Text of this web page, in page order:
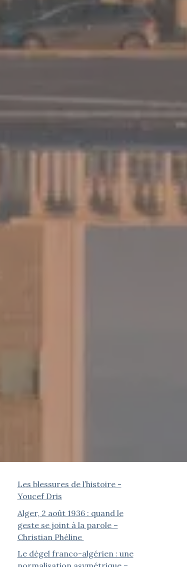
Les blessures de l’histoire -
Youcef Dris
Alger, 2 août 1936 : quand le
geste se joint à la parole –
Christian Phéline
Le dégel franco-algérien : une